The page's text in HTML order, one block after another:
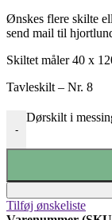
Ønskes flere skilte
send mail til
Skiltet måler 40 x
Tavleskilt – Nr. 8
-
Dørskilt i
Tilføj ønskeliste